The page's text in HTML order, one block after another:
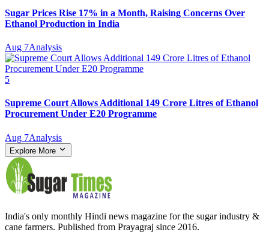
Sugar Prices Rise 17% in a Month, Raising Concerns Over
Ethanol Production in India
Aug 7Analysis
5
Supreme Court Allows Additional 149 Crore Litres of Ethanol
Procurement Under E20 Programme
Aug 7Analysis
Explore More
India's only monthly Hindi news magazine for the sugar industry &
cane farmers. Published from Prayagraj since 2016.